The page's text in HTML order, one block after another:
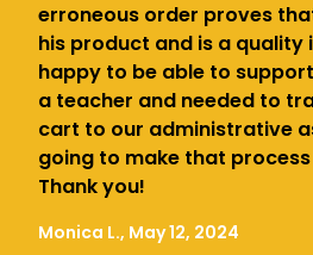
erroneous order proves
his product and is a quality
happy to be able to
a teacher and needed to
cart to our administrative
going to make that
Thank you!
Monica L., May 12, 2024